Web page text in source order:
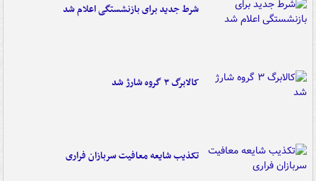
شرط جدید برای بازنشستگی اعلام شد
کالابرگ ۳ گروه شارژ شد
تکذیب شایعه معافیت سربازان فراری